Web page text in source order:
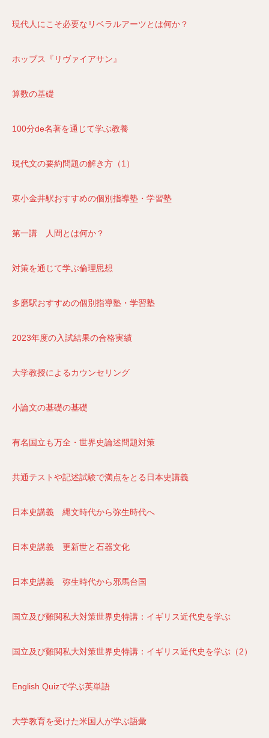
現代人にこそ必要なリベラルアーツとは何か？
ホッブス『リヴァイアサン』
算数の基礎
100分de名著を通じて学ぶ教養
現代文の要約問題の解き方（1）
東小金井駅おすすめの個別指導塾・学習塾
第一講 人間とは何か？
対策を通じて学ぶ倫理思想
多磨駅おすすめの個別指導塾・学習塾
2023年度の入試結果の合格実績
大学教授によるカウンセリング
小論文の基礎の基礎
有名国立も万全・世界史論述問題対策
共通テストや記述試験で満点をとる日本史講義
日本史講義 縄文時代から弥生時代へ
日本史講義 更新世と石器文化
日本史講義 弥生時代から邪馬台国
国立及び難関私大対策世界史特講：イギリス近代史を学ぶ
国立及び難関私大対策世界史特講：イギリス近代史を学ぶ（2）
English Quizで学ぶ英単語
大学教育を受けた米国人が学ぶ語彙